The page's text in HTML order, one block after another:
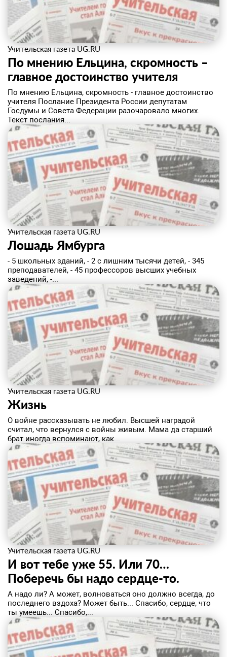
Учительская газета UG.RU
По мнению Ельцина, скромность –
главное достоинство учителя
По мнению Ельцина, скромность - главное достоинство
учителя Послание Президента России депутатам
Госдумы и Совета Федерации разочаровало многих.
Текст послания...
Учительская газета UG.RU
Лошадь Ямбурга
- 5 школьных зданий, - 2 с лишним тысячи детей, - 345
преподавателей, - 45 профессоров высших учебных
заведений, -...
Учительская газета UG.RU
Жизнь
О войне рассказывать не любил. Высшей наградой
считал, что вернулся с войны живым. Мама да старший
брат иногда вспоминают, как...
Учительская газета UG.RU
И вот тебе уже 55. Или 70…
Поберечь бы надо сердце-то.
А надо ли? А может, волноваться оно должно всегда, до
последнего вздоха? Может быть... Спасибо, сердце, что
ты умеешь... Спасибо,...